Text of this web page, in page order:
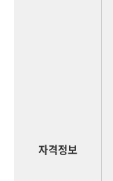
자격정보